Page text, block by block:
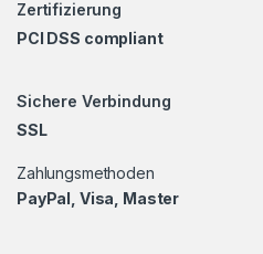
Zertifizierung
PCI DSS compliant
Sichere Verbindung
SSL
Zahlungsmethoden
PayPal, Visa, Master